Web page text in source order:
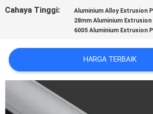
PERMINTAAN
PENAWARAN
SITEMAP
PRIVACY
POLICY
Cahaya Tinggi: Aluminium Alloy Extrusion
28mm Aluminium
6005 Aluminium Extrusion
HARGA TERBAIK